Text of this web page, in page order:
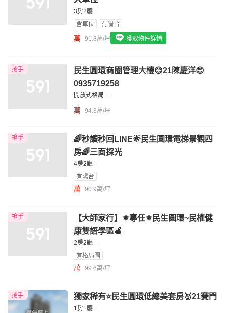
我想找廁所開窗的物件
我想找具垃圾處理的物件
3房2廳
含車位
有陽台
萬 91.8萬/坪 獲取物件詳情
搶手
民生圓環商圈管理大樓😊21陳慶洋😊
0935719258
開放式格局
萬 94.3萬/坪
搶手
🌈秒讀秒回LINE🌟民生圓環電梯景觀四
房🌈三面採光
4房2廳
有陽台
萬 90.9萬/坪
搶手
【大師家行】⚜️專任⚜️民生圓環~民權健
康雙語學區🍎
2房2廳
有格局圖
萬 99.6萬/坪
搶手 獨家稀有⭐️民生圓環低總美套房🥇21賽門
1房1廳